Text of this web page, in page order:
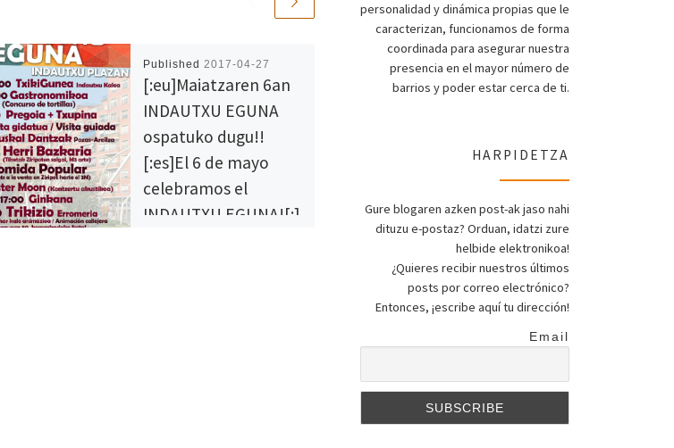
Published 2017-04-27
[:eu]Maiatzaren 6an
INDAUTXU EGUNA
ospatuko dugu!!
[:es]El 6 de mayo
celebramos el
INDAUTXU EGUNA![:]
Published
[:eu]2020-2021
orria[:es]Hoja de
información para el
curso 2020-2021[:]
[:eu]Hauxek dira datorren
ikasturterako gure
informazio orriak: [:es]Estas
información para el siguiente
personalidad y dinámica propias que le
caracterizan, funcionamos de forma
coordinada para asegurar nuestra
presencia en el mayor número de
barrios y poder estar cerca de ti.
HARPIDETZA
Gure blogaren azken post-ak jaso nahi
dituzu e-postaz? Orduan, idatzi zure
helbide elektronikoa!
¿Quieres recibir nuestros últimos
posts por correo electrónico?
Entonces, ¡escribe aquí tu dirección!
Email